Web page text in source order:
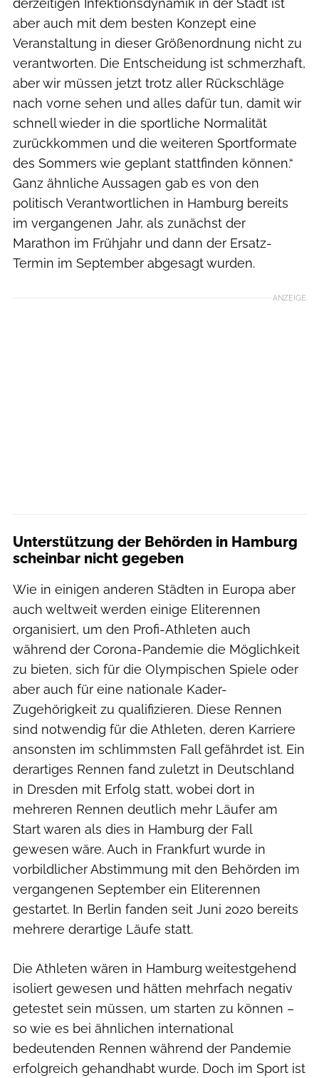
derzeitigen Infektionsdynamik in der Stadt ist
aber auch mit dem besten Konzept eine
Veranstaltung in dieser Größenordnung nicht zu
verantworten. Die Entscheidung ist schmerzhaft,
aber wir müssen jetzt trotz aller Rückschläge
nach vorne sehen und alles dafür tun, damit wir
schnell wieder in die sportliche Normalität
zurückkommen und die weiteren Sportformate
des Sommers wie geplant stattfinden können.“
Ganz ähnliche Aussagen gab es von den
politisch Verantwortlichen in Hamburg bereits
im vergangenen Jahr, als zunächst der
Marathon im Frühjahr und dann der Ersatz-
Termin im September abgesagt wurden.
ANZEIGE
Unterstützung der Behörden in Hamburg
scheinbar nicht gegeben
Wie in einigen anderen Städten in Europa aber
auch weltweit werden einige Eliterennen
organisiert, um den Profi-Athleten auch
während der Corona-Pandemie die Möglichkeit
zu bieten, sich für die Olympischen Spiele oder
aber auch für eine nationale Kader-
Zugehörigkeit zu qualifizieren. Diese Rennen
sind notwendig für die Athleten, deren Karriere
ansonsten im schlimmsten Fall gefährdet ist. Ein
derartiges Rennen fand zuletzt in Deutschland
in Dresden mit Erfolg statt, wobei dort in
mehreren Rennen deutlich mehr Läufer am
Start waren als dies in Hamburg der Fall
gewesen wäre. Auch in Frankfurt wurde in
vorbildlicher Abstimmung mit den Behörden im
vergangenen September ein Eliterennen
gestartet. In Berlin fanden seit Juni 2020 bereits
mehrere derartige Läufe statt.
Die Athleten wären in Hamburg weitestgehend
isoliert gewesen und hätten mehrfach negativ
getestet sein müssen, um starten zu können –
so wie es bei ähnlichen international
bedeutenden Rennen während der Pandemie
erfolgreich gehandhabt wurde. Doch im Sport ist